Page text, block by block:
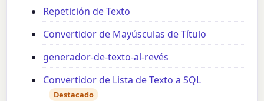
Repetición de Texto
Convertidor de Mayúsculas de Título
generador-de-texto-al-revés
Convertidor de Lista de Texto a SQL
Destacado